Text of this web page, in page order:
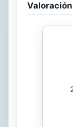
Valoración